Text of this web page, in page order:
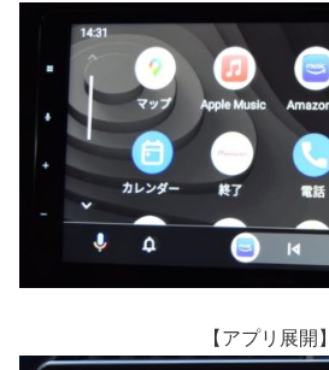
【アプリ展開】